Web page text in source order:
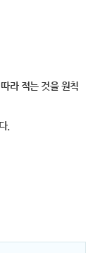
라 적는 것을 원칙
.